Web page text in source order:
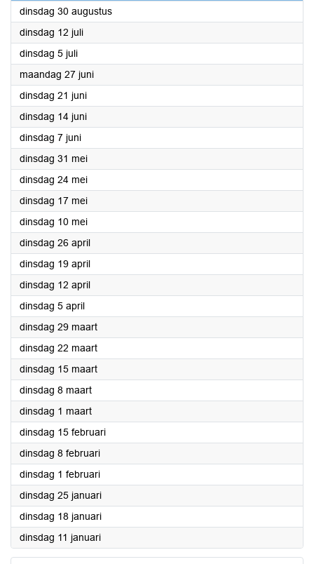
dinsdag 30 augustus2022
dinsdag 12 juli2022
dinsdag 5 juli2022
maandag 27 juni2022
dinsdag 21 juni2022
dinsdag 14 juni2022
dinsdag 7 juni2022
dinsdag 31 mei2022
dinsdag 24 mei2022
dinsdag 17 mei2022
dinsdag 10 mei2022
dinsdag 26 april2022
dinsdag 19 april2022
dinsdag 12 april2022
dinsdag 5 april2022
dinsdag 29 maart2022
dinsdag 22 maart2022
dinsdag 15 maart2022
dinsdag 8 maart2022
dinsdag 1 maart2022
dinsdag 15 februari2022
dinsdag 8 februari2022
dinsdag 1 februari2022
dinsdag 25 januari2022
dinsdag 18 januari2022
dinsdag 11 januari2022